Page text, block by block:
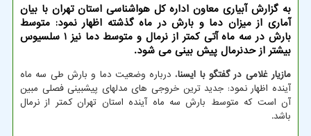
به گزارش آبیاری معاون اداره کل هواشناسی استان تهران با بیان
آماری از میزان دما و بارش در ماه گذشته اظهار نمود: متوسط
بارش در سه ماه آتی کمتر از نرمال و متوسط دما نیز 1 سلسیوس
بیشتر از حدنرمال پیش بینی می شود.
مازیار غلامی در گفتگو با ایسنا، درباره وضعیت دما و بارش طی سه ماه
آینده اظهار نمود: جدید ترین خروجی های مدلهای پیشبینی فصلی مبین
آن است که متوسط بارش سه ماه آینده استان تهران کمتر از نرمال
باشد.